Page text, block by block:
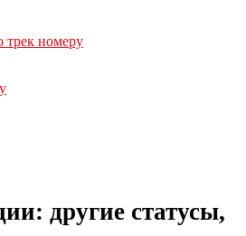
другие статусы,